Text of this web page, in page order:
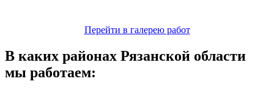
Перейти в галерею работ
В каких районах Рязанской области
мы работаем: